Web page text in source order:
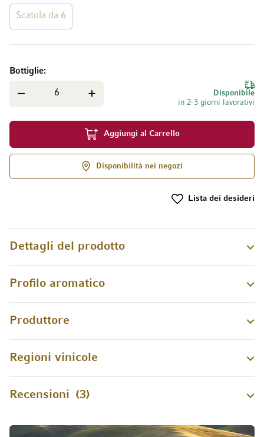
Scatola da 6
Disponibile
in 2-3 giorni lavorativi
Bottiglie
Aggiungi al Carrello
Disponibilità nei negozi
Lista dei desideri
Dettagli del prodotto
Profilo aromatico
Produttore
Regioni vinicole
Recensioni 3